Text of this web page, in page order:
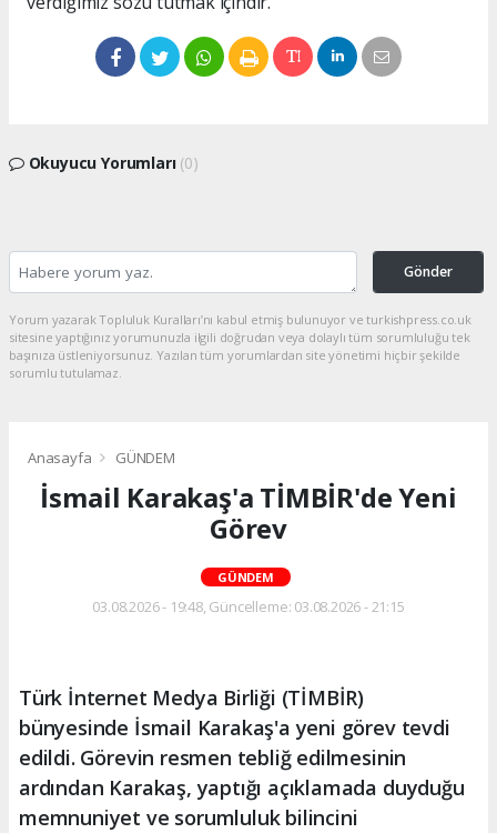
Okuyucu Yorumları (0)
Gönder
Yorum yazarak Topluluk Kuralları’nı kabul etmiş bulunuyor ve turkishpress.co.uk
sitesine yaptığınız yorumunuzla ilgili doğrudan veya dolaylı tüm sorumluluğu tek
başınıza üstleniyorsunuz. Yazılan tüm yorumlardan site yönetimi hiçbir şekilde
sorumlu tutulamaz.
Anasayfa GÜNDEM
İsmail Karakaş'a TİMBİR'de Yeni
Görev
GÜNDEM
03.08.2026 - 19:48, Güncelleme: 03.08.2026 - 21:15
Türk İnternet Medya Birliği (TİMBİR)
bünyesinde İsmail Karakaş'a yeni görev tevdi
edildi. Görevin resmen tebliğ edilmesinin
ardından Karakaş, yaptığı açıklamada duyduğu
memnuniyet ve sorumluluk bilincini